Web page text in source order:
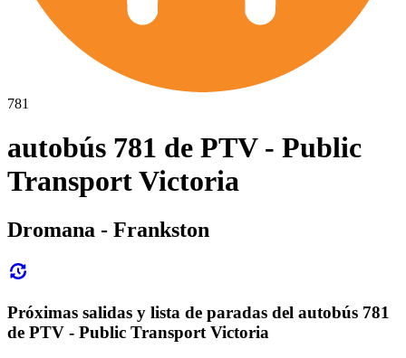
781
autobús 781 de PTV - Public
Transport Victoria
Dromana - Frankston
Próximas salidas y lista de paradas del autobús 781
de PTV - Public Transport Victoria